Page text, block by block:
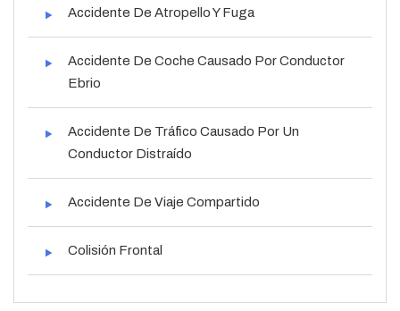
Accidente De Atropello Y Fuga
Accidente De Coche Causado Por Conductor
Ebrio
Accidente De Tráfico Causado Por Un
Conductor Distraído
Accidente De Viaje Compartido
Colisión Frontal